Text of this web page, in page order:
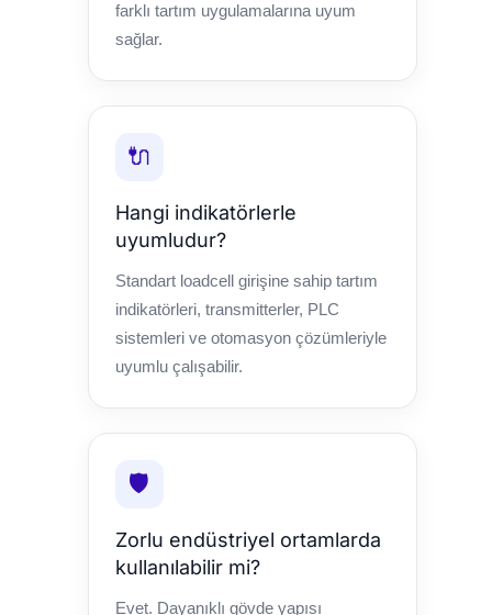
farklı tartım uygulamalarına uyum
sağlar.
🔌
Hangi indikatörlerle
uyumludur?
Standart loadcell girişine sahip tartım
indikatörleri, transmitterler, PLC
sistemleri ve otomasyon çözümleriyle
uyumlu çalışabilir.
🛡️
Zorlu endüstriyel ortamlarda
kullanılabilir mi?
Evet. Dayanıklı gövde yapısı